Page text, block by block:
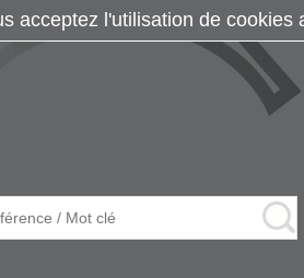
acceptez l'utilisation de